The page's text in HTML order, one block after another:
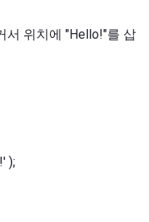
서 위치에 "Hello!"를 삽
);